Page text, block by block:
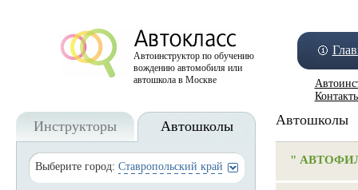
Автоинструктор по обучению
вождению автомобиля или
автошкола в Москве
Инструкторы Автошколы
Выберите город: Ставропольский край
Автошколы
"